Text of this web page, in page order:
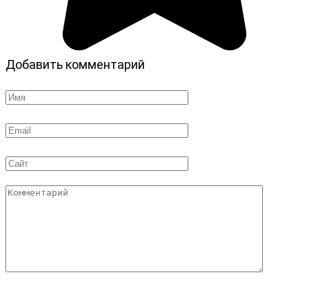
Добавить комментарий
Имя
Email
Сайт
Комментарий